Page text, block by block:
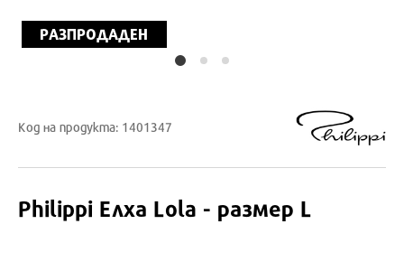
РАЗПРОДАДЕН
Код на продукта: 1401347
Philippi Елха Lola - размер L